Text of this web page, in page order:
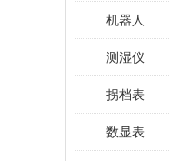
机器人
测湿仪
拐档表
数显表